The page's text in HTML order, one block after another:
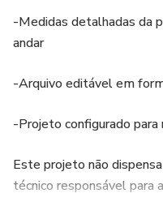
-Medidas detalhadas da
andar
-Arquivo editável em
-Projeto configurado para
Este projeto não
técnico responsável para